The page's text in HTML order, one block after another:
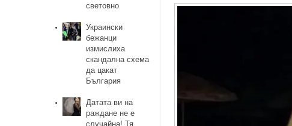
световно
Украински
бежанци
измислиха
скандална схема
да цакат
България
Датата ви на
раждане не е
случайна! Тя